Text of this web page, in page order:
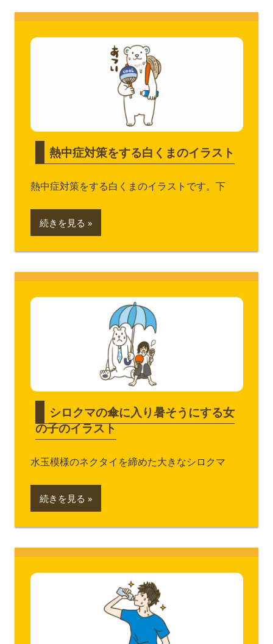
熱中症対策をする白くまのイラスト
熱中症対策をする白くまのイラストです。下
続きを見る
シロクマの傘に入り暑そうにする女
の子のイラスト
水玉模様のネクタイを締めた大きなシロクマ
続きを見る